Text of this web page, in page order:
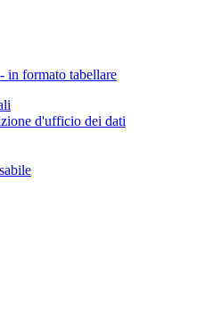
in formato tabellare
d'ufficio dei dati